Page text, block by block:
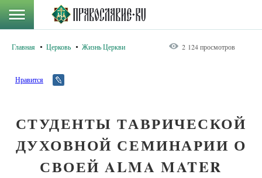
Главная Церковь Жизнь Церкви 2 124 просмотров
Нравится
СТУДЕНТЫ ТАВРИЧЕСКОЙ
ДУХОВНОЙ СЕМИНАРИИ О
СВОЕЙ ALMA MATER